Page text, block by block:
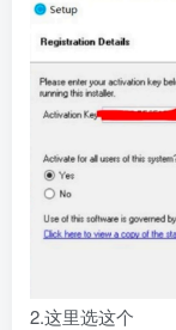
2.这里选这个